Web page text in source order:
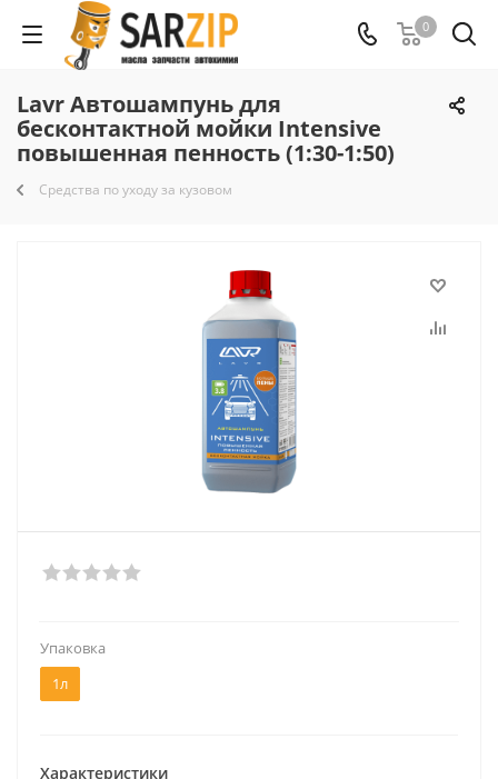
0
Lavr Автошампунь для
бесконтактной мойки Intensive
повышенная пенность (1:30-1:50)
Средства по уходу за кузовом
Упаковка
1л
Характеристики